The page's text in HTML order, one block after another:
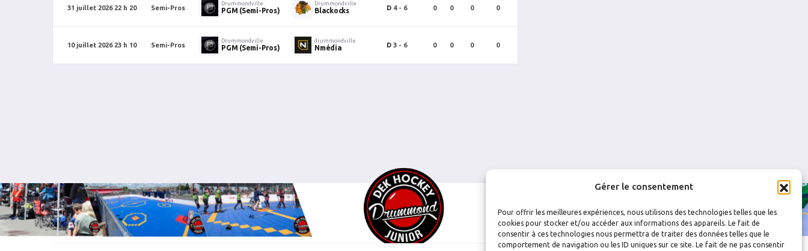
Gérer le consentement
Pour offrir les meilleures expériences, nous utilisons des technologies telles que les
cookies pour stocker et/ou accéder aux informations des appareils. Le fait de
consentir à ces technologies nous permettra de traiter des données telles que le
comportement de navigation ou les ID uniques sur ce site. Le fait de ne pas consentir
31 juillet 2026 22 h 20 Semi-Pros
Drummondville
PGM (Semi-Pros)
Drummondville
Blackocks D 4 - 6 0 0 0 0
10 juillet 2026 23 h 10 Semi-Pros
Drummondville
PGM (Semi-Pros)
drummondville
Nmédia D 3 - 6 0 0 0 0